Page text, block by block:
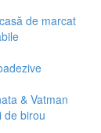
de marcat
& Vatman
de birou